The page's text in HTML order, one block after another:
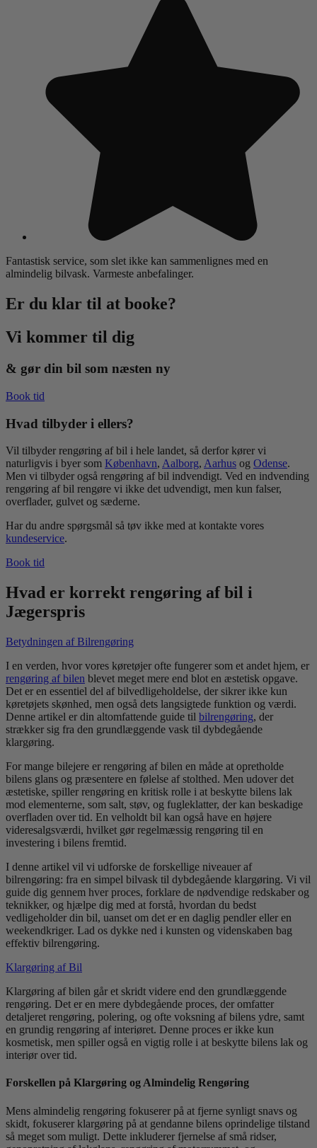
Fantastisk service, som slet ikke kan sammenlignes med en
almindelig bilvask. Varmeste anbefalinger.
Er du klar til at booke?
Vi kommer til dig
& gør din bil som næsten ny
Book tid
Hvad tilbyder i ellers?
Vil tilbyder rengøring af bil i hele landet, så derfor kører vi
naturligvis i byer som København, Aalborg, Aarhus og Odense.
Men vi tilbyder også rengøring af bil indvendigt. Ved en indvending
rengøring af bil rengøre vi ikke det udvendigt, men kun falser,
overflader, gulvet og sæderne.
Har du andre spørgsmål så tøv ikke med at kontakte vores
kundeservice.
Book tid
Hvad er korrekt rengøring af bil i
Jægerspris
Betydningen af Bilrengøring
I en verden, hvor vores køretøjer ofte fungerer som et andet hjem, er
rengøring af bilen blevet meget mere end blot en æstetisk opgave.
Det er en essentiel del af bilvedligeholdelse, der sikrer ikke kun
køretøjets skønhed, men også dets langsigtede funktion og værdi.
Denne artikel er din altomfattende guide til bilrengøring, der
strækker sig fra den grundlæggende vask til dybdegående
klargøring.
For mange bilejere er rengøring af bilen en måde at opretholde
bilens glans og præsentere en følelse af stolthed. Men udover det
æstetiske, spiller rengøring en kritisk rolle i at beskytte bilens lak
mod elementerne, som salt, støv, og fugleklatter, der kan beskadige
overfladen over tid. En velholdt bil kan også have en højere
videresalgsværdi, hvilket gør regelmæssig rengøring til en
investering i bilens fremtid.
I denne artikel vil vi udforske de forskellige niveauer af
bilrengøring: fra en simpel bilvask til dybdegående klargøring. Vi vil
guide dig gennem hver proces, forklare de nødvendige redskaber og
teknikker, og hjælpe dig med at forstå, hvordan du bedst
vedligeholder din bil, uanset om det er en daglig pendler eller en
weekendkriger. Lad os dykke ned i kunsten og videnskaben bag
effektiv bilrengøring.
Klargøring af Bil
Klargøring af bilen går et skridt videre end den grundlæggende
rengøring. Det er en mere dybdegående proces, der omfatter
detaljeret rengøring, polering, og ofte voksning af bilens ydre, samt
en grundig rengøring af interiøret. Denne proces er ikke kun
kosmetisk, men spiller også en vigtig rolle i at beskytte bilens lak og
interiør over tid.
Forskellen på Klargøring og Almindelig Rengøring
Mens almindelig rengøring fokuserer på at fjerne synligt snavs og
skidt, fokuserer klargøring på at gendanne bilens oprindelige tilstand
så meget som muligt. Dette inkluderer fjernelse af små ridser,